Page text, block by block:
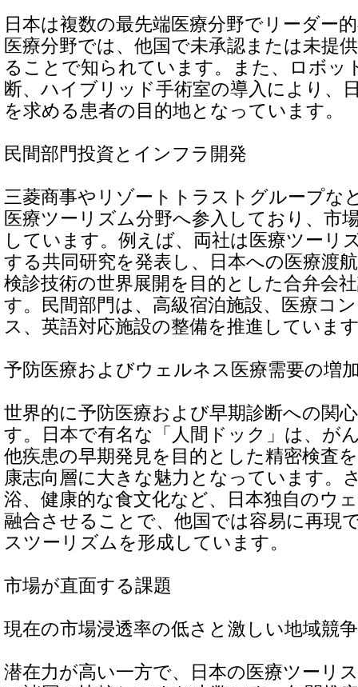
日本は複数の最先端医療分野でリーダー
医療分野では、他国で未承認または未提
ることで知られています。また、ロボッ
断、ハイブリッド手術室の導入により、
を求める患者の目的地となっています。
民間部門投資とインフラ開発
三菱商事やリゾートトラストグループな
医療ツーリズム分野へ参入しており、市
しています。例えば、両社は医療ツーリ
する共同研究を発表し、日本への医療渡
検診技術の世界展開を目的とした合弁会
す。民間部門は、高級宿泊施設、医療コ
ス、英語対応施設の整備を推進していま
予防医療およびウェルネス医療需要の増
世界的に予防医療および早期診断への関
す。日本で有名な「人間ドック」は、が
他疾患の早期発見を目的とした精密検査
康志向層に大きな魅力となっています。
浴、健康的な食文化など、日本独自のウ
融合させることで、他国では容易に再現
スツーリズムを形成しています。
市場が直面する課題
現在の市場浸透率の低さと激しい地域競争
潜在力が高い一方で、日本の医療ツーリ